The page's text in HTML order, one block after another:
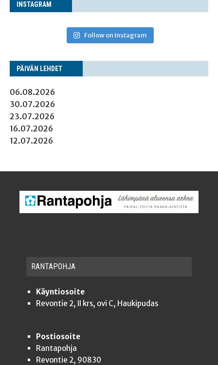
INS­TA­GRAM
Follow on Instagram
PÄI­VÄN LEHDET
06.08.2026
30.07.2026
23.07.2026
16.07.2026
12.07.2026
RAN­TA­POH­JA
Käyntiosoite
Revontie 2, II krs, ovi C, Haukipudas
Postiosoite
Rantapohja
Revontie 2, 90830